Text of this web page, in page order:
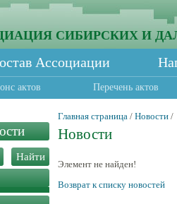
СИБИРСКИХ И
Ассоциации
актов Перечень актов
Главная страница / Новости /
Новости
Элемент не найден!
Возврат к списку новостей